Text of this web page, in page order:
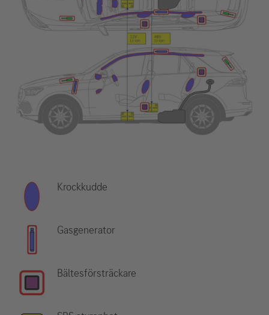
Krockkudde
Gasgenerator
Bältesförsträckare